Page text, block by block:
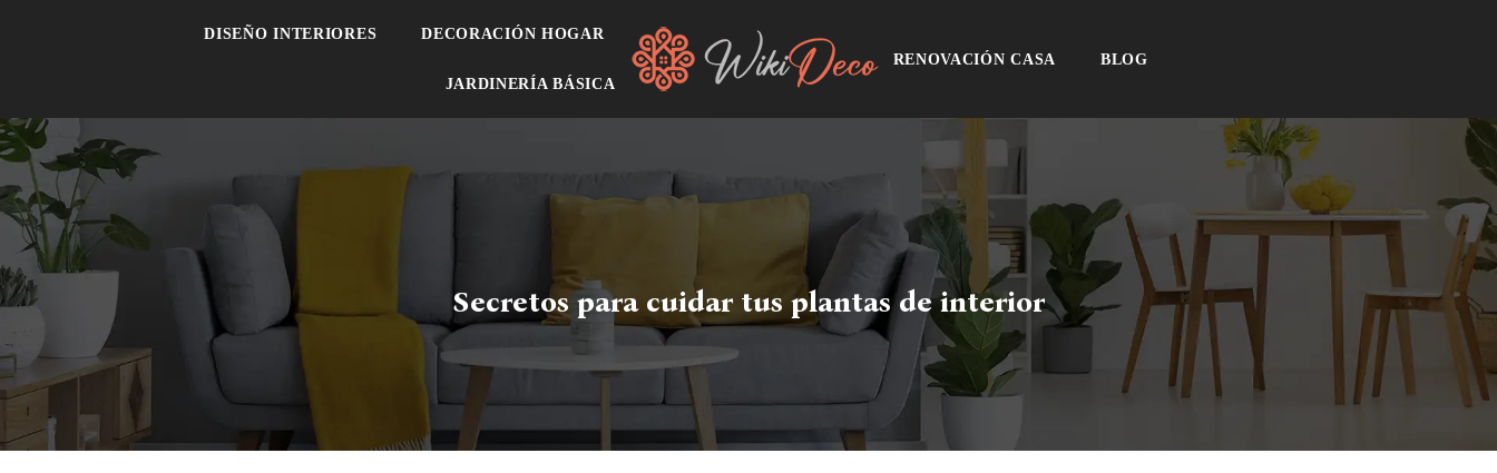
DECORACIÓN HOGAR
DISEÑO INTERIORES
JARDINERÍA BÁSICA
RENOVACIÓN CASA BLOG
Secretos para cuidar tus plantas de interior